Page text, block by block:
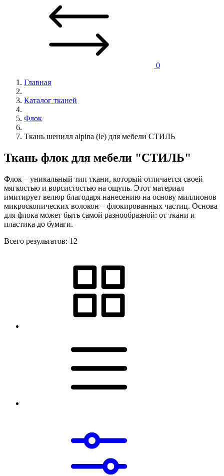
0
Главная
Каталог тканей
Флок
Ткань шенилл alpina (le) для мебели СТИЛЬ
Ткань флок для мебели "СТИЛЬ"
Флок – уникальный тип ткани, который отличается своей
мягкостью и ворсистостью на ощупь. Этот материал
имитирует велюр благодаря нанесению на основу миллионов
микроскопических волокон – флокированных частиц. Основа
для флока может быть самой разнообразной: от ткани и
пластика до бумаги.
Всего результатов: 12